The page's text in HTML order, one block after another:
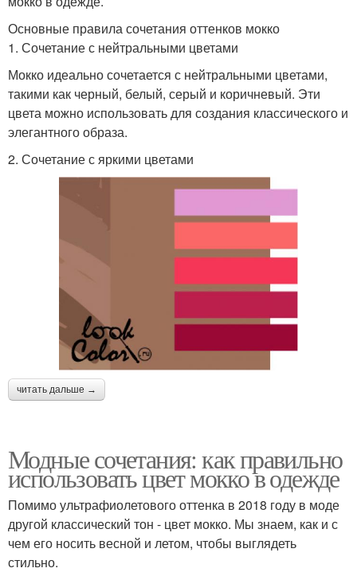
Основные правила сочетания оттенков мокко
1. Сочетание с нейтральными цветами
Мокко идеально сочетается с нейтральными цветами,
такими как черный, белый, серый и коричневый. Эти
цвета можно использовать для создания классического и
элегантного образа.
2. Сочетание с яркими цветами
читать дальше →
Модные сочетания: как правильно
использовать цвет мокко в одежде
Помимо ультрафиолетового оттенка в 2018 году в моде
другой классический тон - цвет мокко. Мы знаем, как и с
чем его носить весной и летом, чтобы выглядеть
стильно.